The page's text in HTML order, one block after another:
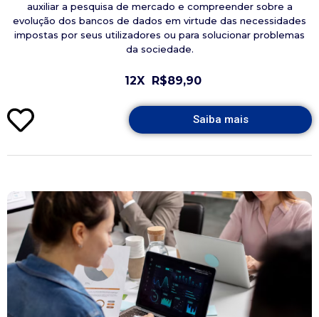
auxiliar a pesquisa de mercado e compreender sobre a
evolução dos bancos de dados em virtude das necessidades
impostas por seus utilizadores ou para solucionar problemas
da sociedade.
12X R$89,90
Saiba mais